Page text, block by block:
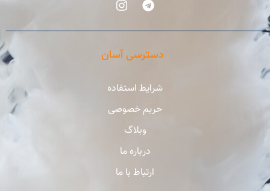
دسترسی آسان
شرایط استفاده
حریم خصوصی
وبلاگ
درباره ما
ارتباط با ما